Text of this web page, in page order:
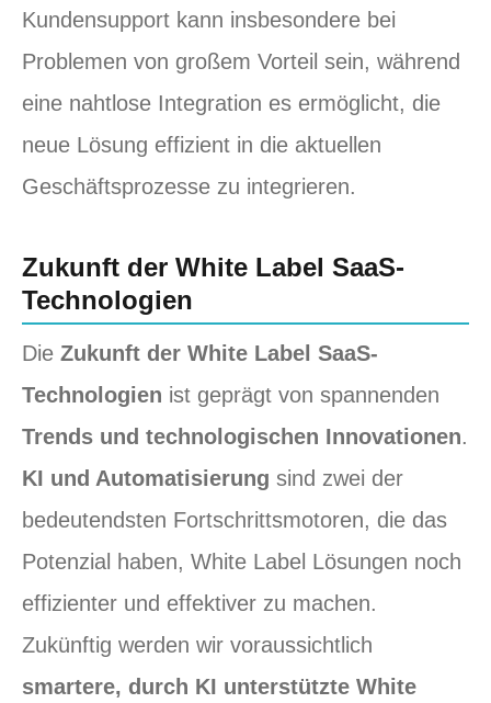
Kundensupport kann insbesondere bei
Problemen von großem Vorteil sein, während
eine nahtlose Integration es ermöglicht, die
neue Lösung effizient in die aktuellen
Geschäftsprozesse zu integrieren.
Zukunft der White Label SaaS-
Technologien
Die Zukunft der White Label SaaS-
Technologien ist geprägt von spannenden
Trends und technologischen Innovationen.
KI und Automatisierung sind zwei der
bedeutendsten Fortschrittsmotoren, die das
Potenzial haben, White Label Lösungen noch
effizienter und effektiver zu machen.
Zukünftig werden wir voraussichtlich
smartere, durch KI unterstützte White